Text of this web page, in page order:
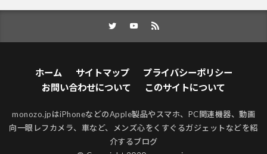
ホーム サイトマップ
プライバシーポリシー
お問い合わせについて
このサイトについて
monozo.jpはiPhoneなどのApple製品やスマホ、PC関連機器、動画
向一眼レフカメラ、車など、メンズ心をくすぐるガジェットなどを紹
介するブログ